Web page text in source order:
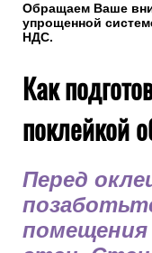
Обращаем Ваше
упрощенной
НДС.
Как
поклейкой
Перед
помещения